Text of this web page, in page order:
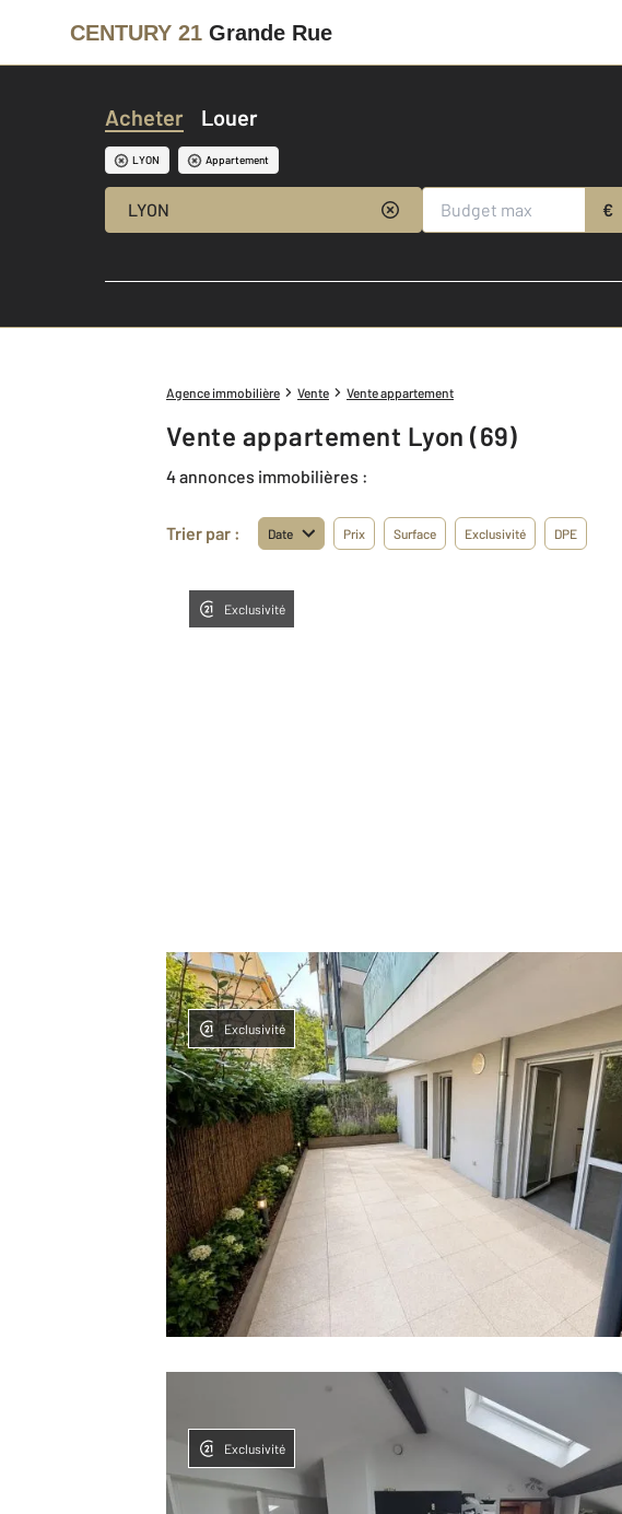
CENTURY 21 Grande Rue
Acheter Louer
LYON Appartement
LYON €
Agence immobilière Vente Vente appartement
Vente appartement Lyon (69)
4 annonces immobilières :
Trier par : Date Prix Surface Exclusivité DPE
Exclusivité
Exclusivité
Exclusivité